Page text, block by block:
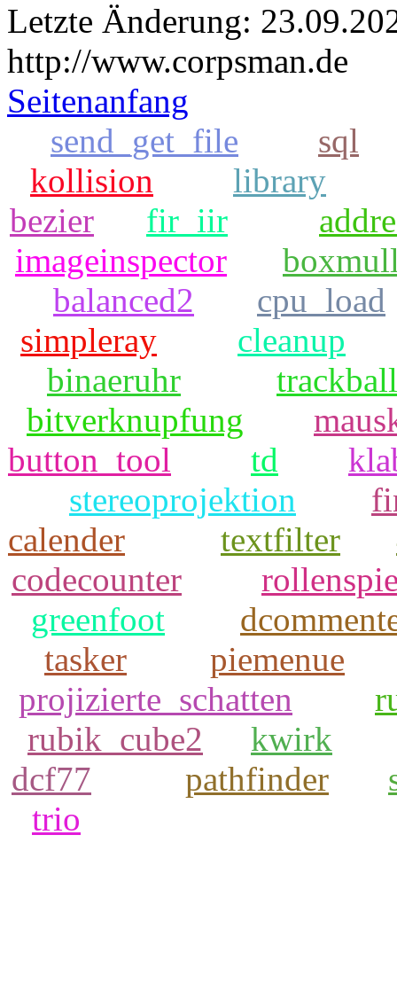
Letzte Änderung:
http://www.corpsman.de
Seitenanfang
send_get_file
sql
kollision
library
bezier
fir_iir
imageinspector
balanced2
cpu_load
simpleray
cleanup
binaeruhr
trackball
bitverknupfung
button_tool
td
stereoprojektion
calender
textfilter
codecounter
greenfoot
tasker
piemenue
projizierte_schatten
rubik_cube2
kwirk
dcf77
pathfinder
trio